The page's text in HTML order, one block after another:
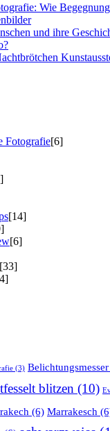
Wie
und ihre
Fotografie[6]
[14]
[6]
[33]
(3) Belichtungsmesser
blitzen (10)
(6) Marrakesch